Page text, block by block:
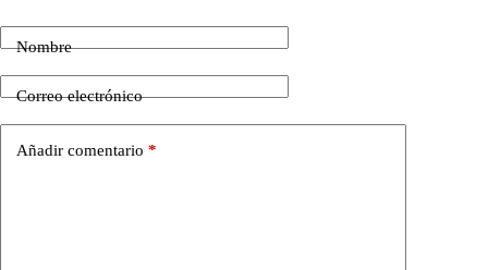
Nombre
Correo electrónico
Añadir comentario *